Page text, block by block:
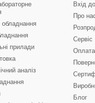
обладнання
прилади
аналіз
Вхід
Про
Сервіс
Оплата
Блог